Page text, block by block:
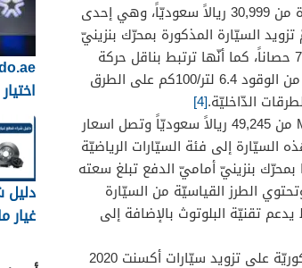
تبدأ أسعار هذه السيّارة من 30,999 ريالاً سعوديّاً، وهي إحدى
السيّارة المذكورة بمحرّك بنزينيّ
تبلغ سعته 1.2 لتر ويمكنه توليد قوّة تصل إلى 78 حصاناً، كما أنّها ترتبط بناقل حركة
أوتوماتيكيّ ذي تعشيق مستمرّ ويبلغ مصروفها من الوقود 6.4 لتر/100كم على الطرق
[4]
تبدأ أسعار MG ZS 2020 من 49,245 ريالاً سعوديّاً وتصل اسعار
وتنتمي هذه السيّارة إلى فئة السيّارات الرياضيّة
بنزينيّ أماميّ الدفع تبلغ سعته
قوّة تصل إلى 112 حصاناً، وتحتوي الطرز القياسيّة من السيّارة
تقنيّة البلوتوث بالإضافة إلى
عملت شركة هيونداي الكوريّة على تزويد سيّارات أكسنت 2020
أمرًا
غيار